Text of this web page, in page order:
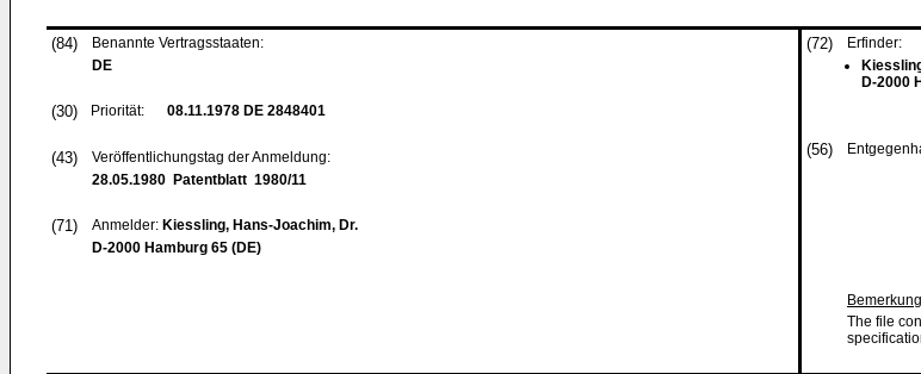
(84)
Benannte Vertragsstaaten:
DE
(30) Priorität: 08.11.1978 DE 2848401
(43)
Veröffentlichungstag der Anmeldung:
28.05.1980 Patentblatt 1980/11
(71) Anmelder: Kiessling, Hans-Joachim, Dr.
D-2000 Hamburg 65 (DE)
(72)
Erfinder:
D-2000
(56)
The file